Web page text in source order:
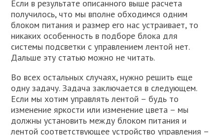
Если в результате описанного выше расчета
получилось, что мы вполне обходимся одним
блоком питания и размер его нас устраивает, то
никаких особенность в подборе блока для
системы подсветки с управлением лентой нет.
Дальше эту статью можно не читать.
Во всех остальных случаях, нужно решить еще
одну задачу. Задача заключается в следующем.
Если мы хотим управлять лентой – будь то
изменение яркости или изменение цвета – мы
должны установить между блоком питания и
лентой соответствующее устройство управления –